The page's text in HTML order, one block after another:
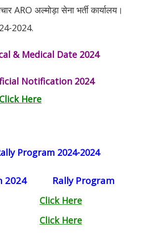
ARO अल्मोड़ा सेना भर्ती कार्यालय।
2024.
& Medical Date 2024
Notification 2024
Click Here
Program 2024-2024
2024 Rally Program
Click Here
Click Here